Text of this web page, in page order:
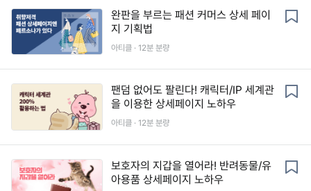
완판을 부르는 패션 커머스 상세 페이
지 기획법
아티클 · 12분 분량
팬덤 없어도 팔린다! 캐릭터/IP 세계관
을 이용한 상세페이지 노하우
아티클 · 12분 분량
보호자의 지갑을 열어라! 반려동물/유
아용품 상세페이지 노하우